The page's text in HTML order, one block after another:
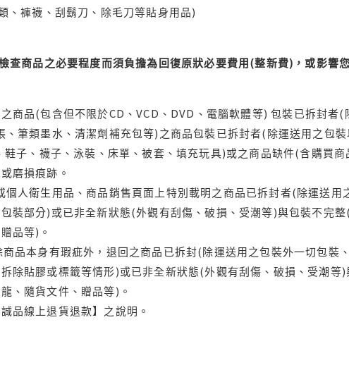
、褲襪、刮鬍刀、除毛刀等貼身用品)
查商品之必要程度而須負擔為回復原狀必要費用(整新費)，或影響
商品(包含但不限於CD、VCD、DVD、電腦軟體等) 包裝已拆封者(
筆類墨水、清潔劑補充包等)之商品包裝已拆封者(除運送用之包裝
子、襪子、泳裝、床單、被套、填充玩具)或之商品缺件(含購買
磨損痕跡。
人衛生用品、商品銷售頁面上特別載明之商品已拆封者(除運送用
裝部分)或已非全新狀態(外觀有刮傷、破損、受潮等)與包裝不完
品等)。
品本身有瑕疵外，退回之商品已拆封(除運送用之包裝外一切包裝
除貼膠或標籤等情形)或已非全新狀態(外觀有刮傷、破損、受潮等
、隨貨文件、贈品等)。
品線上退貨退款】之說明。